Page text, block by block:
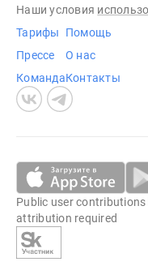
Наши условия
Тарифы
Прессе
Команда
Помощь
О нас
Контакты
Public user
attribution required